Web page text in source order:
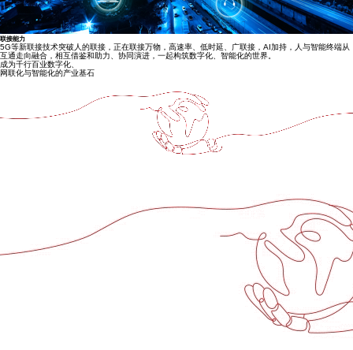
联接能力
5G等新联接技术突破人的联接，正在联接万物，高速率、低时延、广联接，AI加持，人与智能终端从
互通走向融合，相互借鉴和助力、协同演进，一起构筑数字化、智能化的世界。
成为千行百业数字化、
网联化与智能化的产业基石